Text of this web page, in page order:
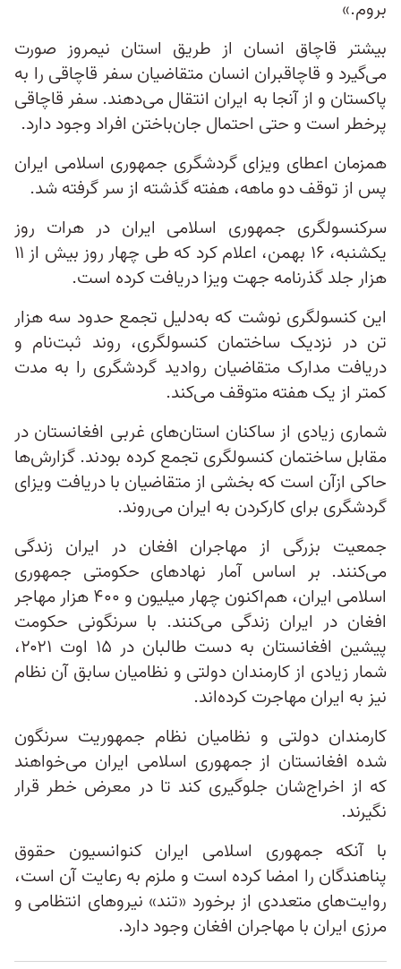
بروم.»
بیشتر قاچاق انسان از طریق استان نیمروز صورت
می‌گیرد و قاچاقبران انسان متقاضیان سفر قاچاقی را به
پاکستان و از آنجا به ایران انتقال می‌دهند. سفر قاچاقی
پرخطر است و حتی احتمال جان‌باختن افراد وجود دارد.
همزمان اعطای ویزای گردشگری جمهوری اسلامی ایران
پس از توقف دو ماهه، هفته گذشته از سر گرفته شد.
سرکنسولگری جمهوری اسلامی ایران در هرات روز
یکشنبه، ۱۶ بهمن، اعلام کرد که طی چهار روز بیش از ۱۱
هزار جلد گذرنامه جهت ویزا دریافت کرده است.
این کنسولگری نوشت که به‌دلیل تجمع حدود سه هزار
تن در نزدیک ساختمان کنسولگری، روند ثبت‌نام و
دریافت مدارک متقاضیان روادید گردشگری را به مدت
کمتر از یک هفته متوقف می‌کند.
شماری زیادی از ساکنان استان‌های غربی افغانستان در
مقابل ساختمان کنسولگری تجمع کرده بودند. گزارش‌ها
حاکی از‌آن است که بخشی از متقاضیان با دریافت ویزای
گردشگری برای کارکردن به ایران می‌روند.
جمعیت بزرگی از مهاجران افغان در ایران زندگی
می‌کنند. بر اساس آمار نهادهای حکومتی جمهوری
اسلامی ایران، هم‌اکنون چهار میلیون و ۴۰۰ هزار مهاجر
افغان در ایران زندگی می‌کنند. با سرنگونی حکومت
پیشین افغانستان به ‌دست طالبان در ۱۵ اوت ۲۰۲۱،
شمار زیادی از کارمندان دولتی و نظامیان سابق آن نظام
نیز به ایران مهاجرت کرده‌اند.
کارمندان دولتی و نظامیان نظام جمهوریت سرنگون
شده افغانستان از جمهوری اسلامی ایران می‌خواهند
که از اخراج‌شان جلوگیری کند تا در معرض خطر قرار
نگیرند.
با آنکه جمهوری اسلامی ایران کنوانسیون حقوق
پناهندگان را امضا کرده است و ملزم به رعایت آن است،
روایت‌های متعددی از برخورد «تند» نیروهای انتظامی و
مرزی ایران با مهاجران افغان وجود دارد.